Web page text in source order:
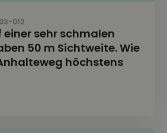
012
einer sehr schmalen
50 m Sichtweite. Wie
höchstens